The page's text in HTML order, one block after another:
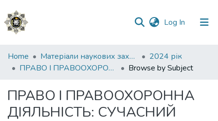
Log In (current)
Communities
&
All of DSpace
Home Матеріали наукових заходів
2024 рік
ПРАВО І ПРАВООХОРОННА ДІЯЛЬНІСТЬ: СУЧАСНИЙ ВИМІР І ВИКЛИКИ ГЛОБАЛІЗАЦІЇ
Browse by Subject
ПРАВО І ПРАВООХОРОННА
ДІЯЛЬНІСТЬ: СУЧАСНИЙ